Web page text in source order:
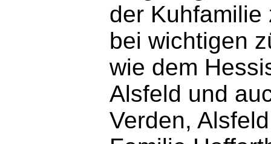
der
bei wichtigen
wie dem
Alsfeld und
Verden,